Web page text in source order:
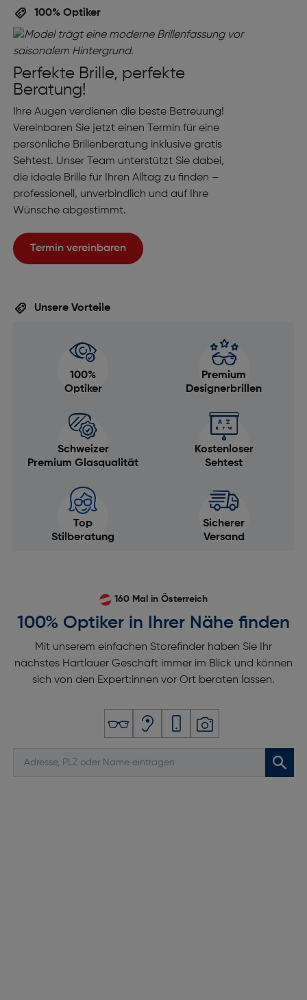
100% Optiker
Perfekte Brille, perfekte
Beratung!
Ihre Augen verdienen die beste Betreuung!
Vereinbaren Sie jetzt einen Termin für eine
persönliche Brillenberatung inklusive gratis
Sehtest. Unser Team unterstützt Sie dabei,
die ideale Brille für Ihren Alltag zu finden –
professionell, unverbindlich und auf Ihre
Wünsche abgestimmt.
Termin vereinbaren
Unsere Vorteile
100%
Optiker
Premium
Designerbrillen
Schweizer
Premium Glasqualität
Kostenloser
Sehtest
Top
Stilberatung
Sicherer
Versand
160 Mal in Österreich
100% Optiker in Ihrer Nähe finden
Mit unserem einfachen Storefinder haben Sie Ihr
nächstes Hartlauer Geschäft immer im Blick und können
sich von den Expert:innen vor Ort beraten lassen.